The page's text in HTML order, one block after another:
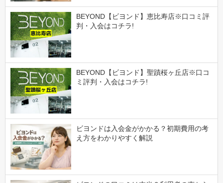
BEYOND【ビヨンド】恵比寿店※口コミ評
判・入会はコチラ!
BEYOND【ビヨンド】聖蹟桜ヶ丘店※口コ
ミ評判・入会はコチラ!
ビヨンドは入会金がかかる？初期費用の考
え方をわかりやすく解説